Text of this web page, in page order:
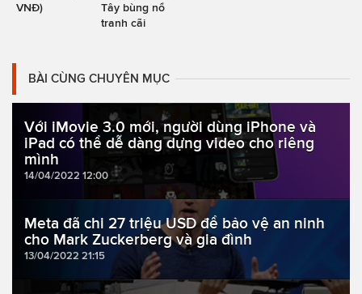
VNĐ)
Tây bùng nổ
tranh cãi
BÀI CÙNG CHUYÊN MỤC
Với iMovie 3.0 mới, người dùng iPhone và
iPad có thể dễ dàng dựng video cho riêng
mình
14/04/2022 12:00
Meta đã chi 27 triệu USD để bảo vệ an ninh
cho Mark Zuckerberg và gia đình
13/04/2022 21:15